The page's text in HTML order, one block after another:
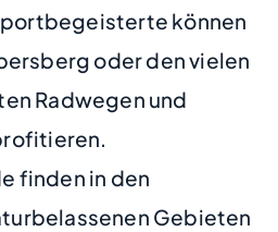
können
oder den vielen
Radwegen und
finden in den
Gebieten